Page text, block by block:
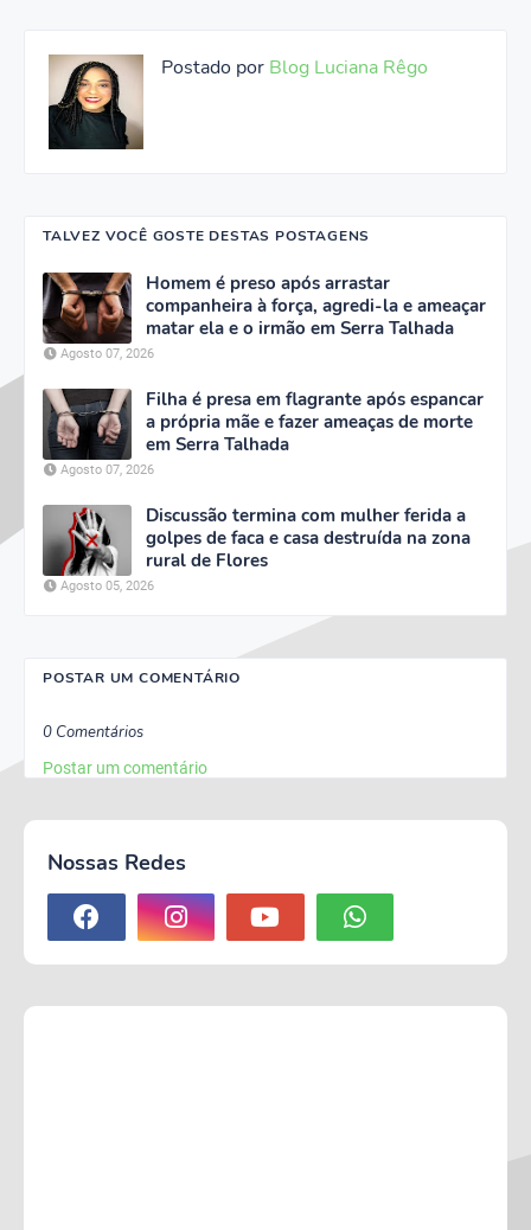
Postado por Blog Luciana Rêgo
TALVEZ VOCÊ GOSTE DESTAS POSTAGENS
Homem é preso após arrastar
companheira à força, agredi-la e ameaçar
matar ela e o irmão em Serra Talhada
Agosto 07, 2026
Filha é presa em flagrante após espancar
a própria mãe e fazer ameaças de morte
em Serra Talhada
Agosto 07, 2026
Discussão termina com mulher ferida a
golpes de faca e casa destruída na zona
rural de Flores
Agosto 05, 2026
POSTAR UM COMENTÁRIO
0 Comentários
Postar um comentário
Nossas Redes